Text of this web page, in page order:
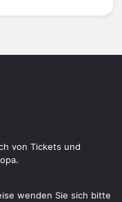
von Tickets und
wenden Sie sich bitte